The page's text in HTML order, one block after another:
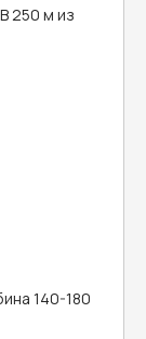
250 м из
140-180